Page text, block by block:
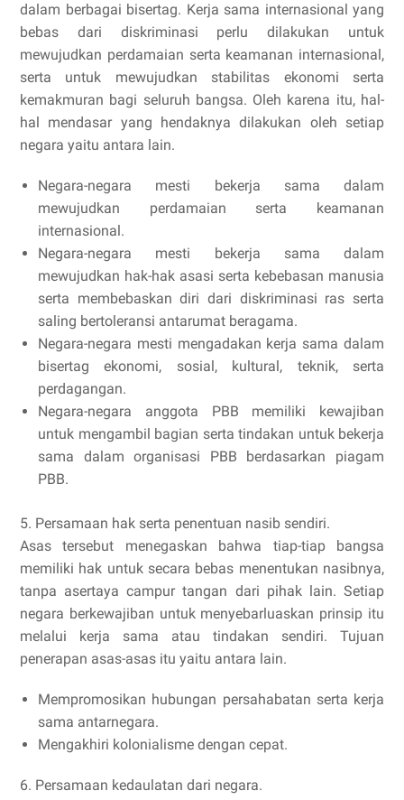
dalam berbagai bisertag. Kerja sama internasional yang
bebas dari diskriminasi perlu dilakukan untuk
mewujudkan perdamaian serta keamanan internasional,
serta untuk mewujudkan stabilitas ekonomi serta
kemakmuran bagi seluruh bangsa. Oleh karena itu, hal-
hal mendasar yang hendaknya dilakukan oleh setiap
negara yaitu antara lain.
Negara-negara mesti bekerja sama dalam
mewujudkan perdamaian serta keamanan
internasional.
Negara-negara mesti bekerja sama dalam
mewujudkan hak-hak asasi serta kebebasan manusia
serta membebaskan diri dari diskriminasi ras serta
saling bertoleransi antarumat beragama.
Negara-negara mesti mengadakan kerja sama dalam
bisertag ekonomi, sosial, kultural, teknik, serta
perdagangan.
Negara-negara anggota PBB memiliki kewajiban
untuk mengambil bagian serta tindakan untuk bekerja
sama dalam organisasi PBB berdasarkan piagam
PBB.
5. Persamaan hak serta penentuan nasib sendiri.
Asas tersebut menegaskan bahwa tiap-tiap bangsa
memiliki hak untuk secara bebas menentukan nasibnya,
tanpa asertaya campur tangan dari pihak lain. Setiap
negara berkewajiban untuk menyebarluaskan prinsip itu
melalui kerja sama atau tindakan sendiri. Tujuan
penerapan asas-asas itu yaitu antara lain.
Mempromosikan hubungan persahabatan serta kerja
sama antarnegara.
Mengakhiri kolonialisme dengan cepat.
6. Persamaan kedaulatan dari negara.